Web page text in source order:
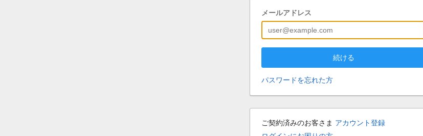
メールアドレス
続ける
パスワードを忘れた方
ご契約済みのお客さま アカウント登録